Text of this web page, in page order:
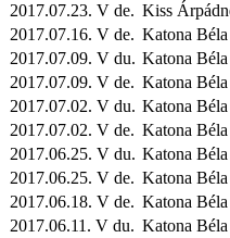
2017.07.23. V de. Kiss
2017.07.16. V de. Katona Béla
2017.07.09. V du. Katona Béla
2017.07.09. V de. Katona Béla
2017.07.02. V du. Katona Béla
2017.07.02. V de. Katona Béla
2017.06.25. V du. Katona Béla
2017.06.25. V de. Katona Béla
2017.06.18. V de. Katona Béla
2017.06.11. V du. Katona Béla